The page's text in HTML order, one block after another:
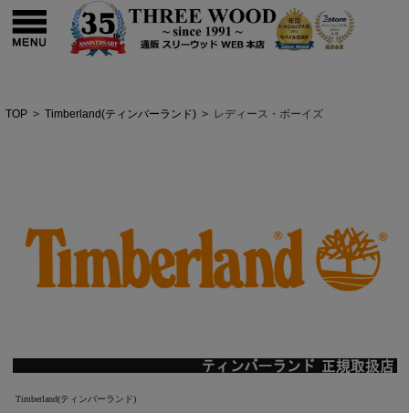
TOP > Timberland(ティンバーランド) > レディース・ボーイズ
Timberland(ティンバーランド)